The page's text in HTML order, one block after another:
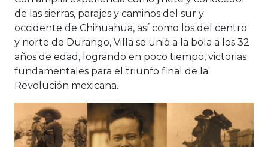
de las sierras, parajes y caminos del sur y
occidente de Chihuahua, así como los del centro
y norte de Durango, Villa se unió a la bola a los 32
años de edad, logrando en poco tiempo, victorias
fundamentales para el triunfo final de la
Revolución mexicana.